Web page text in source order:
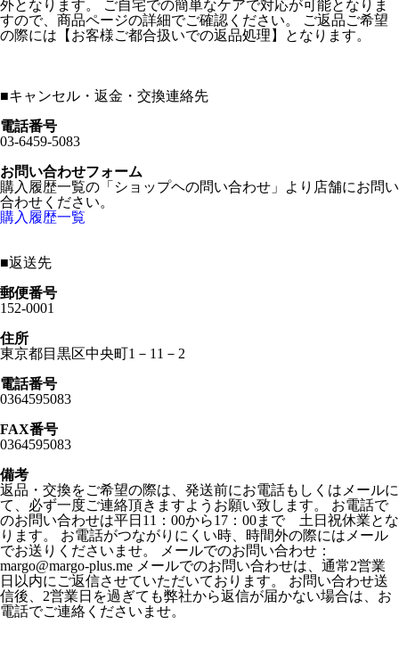
外となります。 ご自宅での簡単なケアで対応が可能となりま
すので、商品ページの詳細でご確認ください。 ご返品ご希望
の際には【お客様ご都合扱いでの返品処理】となります。
■キャンセル・返金・交換連絡先
電話番号
03-6459-5083
お問い合わせフォーム
購入履歴一覧の「ショップヘの問い合わせ」より店舗にお問い
合わせください。
購入履歴一覧
■返送先
郵便番号
152-0001
住所
東京都目黒区中央町1－11－2
電話番号
0364595083
FAX番号
0364595083
備考
返品・交換をご希望の際は、発送前にお電話もしくはメールに
て、必ず一度ご連絡頂きますようお願い致します。 お電話で
のお問い合わせは平日11：00から17：00まで 土日祝休業とな
ります。 お電話がつながりにくい時、時間外の際にはメール
でお送りくださいませ。 メールでのお問い合わせ：
margo@margo-plus.me メールでのお問い合わせは、通常2営業
日以内にご返信させていただいております。 お問い合わせ送
信後、2営業日を過ぎても弊社から返信が届かない場合は、お
電話でご連絡くださいませ。